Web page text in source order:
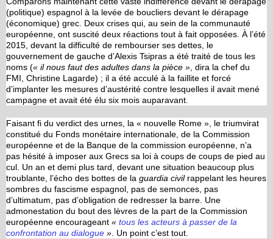
(politique) espagnol à la levée de boucliers devant le dérapage
(économique) grec. Deux crises qui, au sein de la communauté
européenne, ont suscité deux réactions tout à fait opposées. À l’été
2015, devant la difficulté de rembourser ses dettes, le
gouvernement de gauche d’Alexis Tsipras a été traité de tous les
noms (« il nous faut des adultes dans la pièce » , dira la chef du
FMI, Christine Lagarde) ; il a été acculé à la faillite et forcé
d’implanter les mesures d’austérité contre lesquelles il avait mené
campagne et avait été élu six mois auparavant.
Faisant fi du verdict des urnes, la « nouvelle Rome », le triumvirat
constitué du Fonds monétaire internationale, de la Commission
européenne et de la Banque de la commission européenne, n’a
pas hésité à imposer aux Grecs sa loi à coups de coups de pied au
cul. Un an et demi plus tard, devant une situation beaucoup plus
troublante, l’écho des bottes de la guardia civilrappelant les heures
sombres du fascisme espagnol, pas de semonces, pas
d’ultimatum, pas d’obligation de redresser la barre. Une
admonestation du bout des lèvres de la part de la Commission
européenne encourageant « tous les acteurs à passer de la
confrontation au dialogue » . Un point c’est tout.